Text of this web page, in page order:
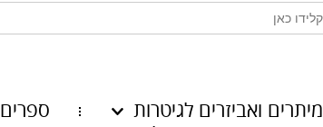
מיתרים ואביזרים לגיטרות ספרים